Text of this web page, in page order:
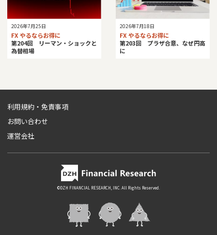
2026年7月25日
FX やるならお得に
第204回 リーマン・ショックと
為替相場
2026年7月18日
FX やるならお得に
第203回 プラザ合意、なぜ円高
に
利用規約・免責事項
お問い合わせ
運営会社
©DZH FINANCIAL RESEARCH, INC. All Rights Reserved.